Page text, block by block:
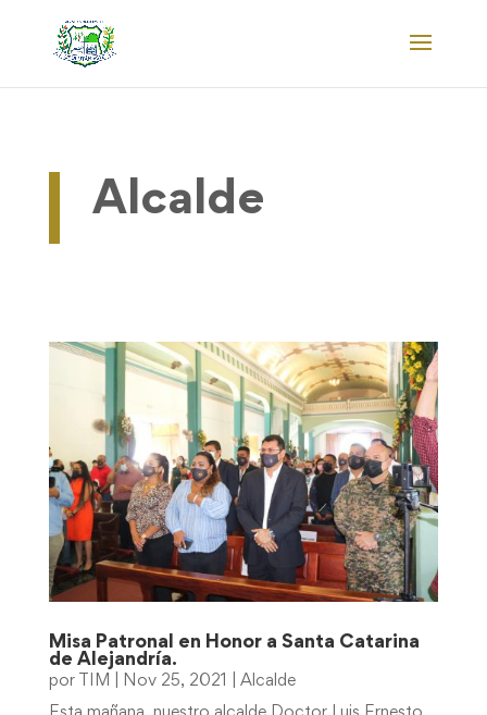
Alcalde
Misa Patronal en Honor a Santa Catarina
de Alejandría.
por TIM Nov 25, 2021 Alcalde